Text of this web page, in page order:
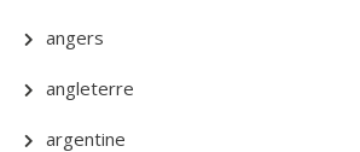
angers
angleterre
argentine